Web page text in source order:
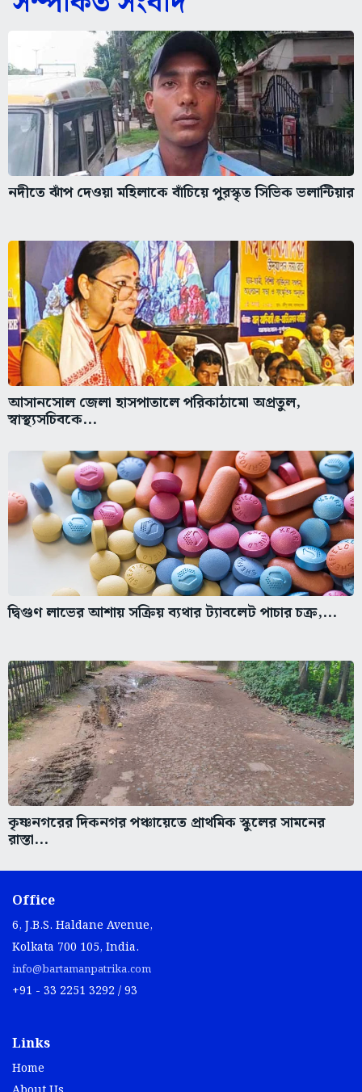
নদীতে ঝাঁপ দেওয়া মহিলাকে বাঁচিয়ে পুরস্কৃত সিভিক ভলান্টিয়ার
আসানসোল জেলা হাসপাতালে পরিকাঠামো অপ্রতুল,
স্বাস্থ্যসচিবকে...
দ্বিগুণ লাভের আশায় সক্রিয় ব্যথার ট্যাবলেট পাচার চক্র,...
কৃষ্ণনগরের দিকনগর পঞ্চায়েতে প্রাথমিক স্কুলের সামনের
রাস্তা...
Office
6, J.B.S. Haldane Avenue,
info@bartamanpatrika.com
Home